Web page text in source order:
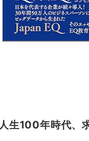
人生100年時代、